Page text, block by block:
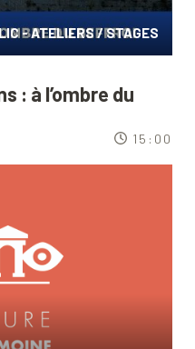
- ATELIERS / STAGES
: à l’ombre du
15:00